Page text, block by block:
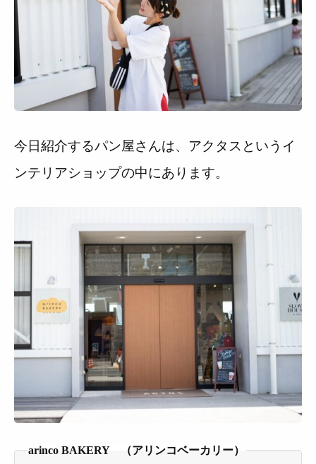
今日紹介するパン屋さんは、アクタスというイ
ンテリアショップの中にあります。
arinco BAKERY （アリンコベーカリー）